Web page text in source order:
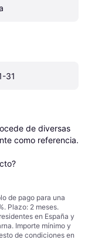
31
de diversas
como referencia.
de pago para una
Plazo: 2 meses.
en España y
Importe mínimo y
de condiciones en